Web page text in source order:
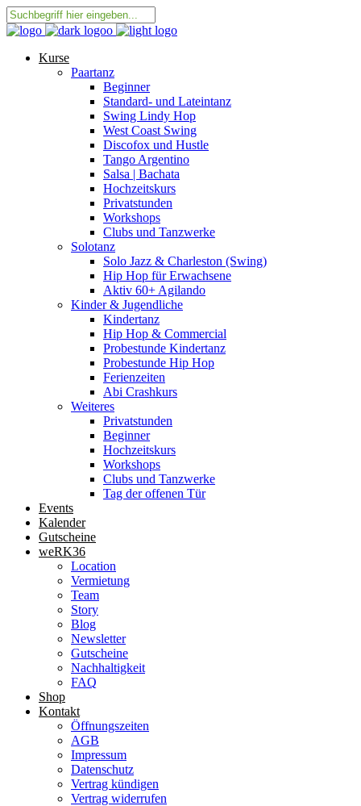
Kurse
Paartanz
Beginner
Standard- und Lateintanz
Swing Lindy Hop
West Coast Swing
Discofox und Hustle
Tango Argentino
Salsa | Bachata
Hochzeitskurs
Privatstunden
Workshops
Clubs und Tanzwerke
Solotanz
Solo Jazz & Charleston (Swing)
Hip Hop für Erwachsene
Aktiv 60+ Agilando
Kinder & Jugendliche
Kindertanz
Hip Hop & Commercial
Probestunde Kindertanz
Probestunde Hip Hop
Ferienzeiten
Abi Crashkurs
Weiteres
Privatstunden
Beginner
Hochzeitskurs
Workshops
Clubs und Tanzwerke
Tag der offenen Tür
Events
Kalender
Gutscheine
weRK36
Location
Vermietung
Team
Story
Blog
Newsletter
Gutscheine
Nachhaltigkeit
FAQ
Shop
Kontakt
Öffnungszeiten
AGB
Impressum
Datenschutz
Vertrag kündigen
Vertrag widerrufen